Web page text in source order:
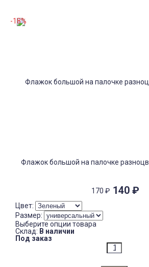
Флажок большой на палочке
170 ₽ 140 ₽
Цвет:
Размер:
Выберите опции товара
Склад: В наличии
Под заказ
-18%